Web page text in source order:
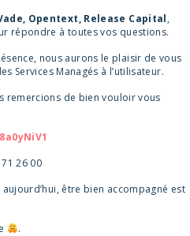
Opentext, Release Capital,
répondre à toutes vos questions.
nous aurons le plaisir de vous
Services Managés à l’utilisateur.
remercions de bien vouloir vous
26 00
être bien accompagné est
.